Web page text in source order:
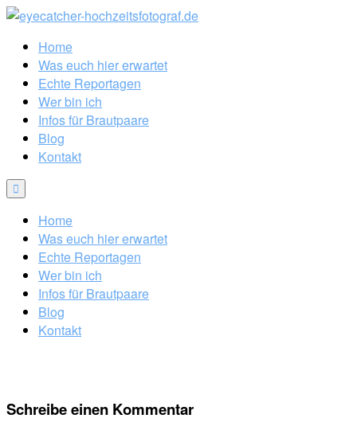
Home
Was euch hier erwartet
Echte Reportagen
Wer bin ich
Infos für Brautpaare
Blog
Kontakt
Home
Was euch hier erwartet
Echte Reportagen
Wer bin ich
Infos für Brautpaare
Blog
Kontakt
Schreibe einen Kommentar